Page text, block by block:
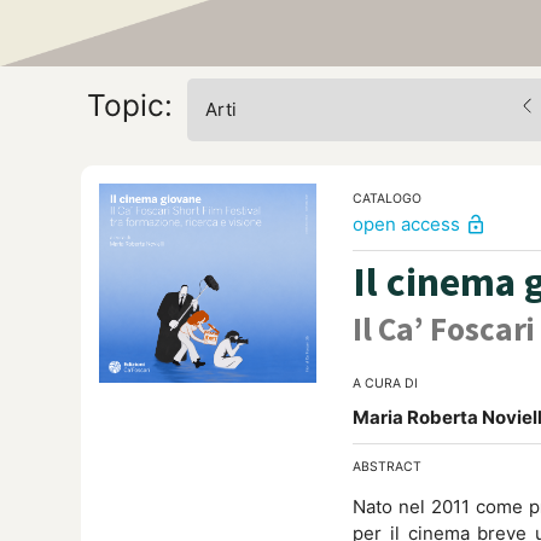
shopping_bag
Edizione a
Caneva’s
In an effort to revive
Giovan Battista
photographer
distance of time
or a stone-carved
images, this
PUBBLICATO:02 FEBBRAIO
Topic: Arti
CATALOGO
open access lock_open
Il cinema
Il Ca’
A CURA DI
Maria Roberta
ABSTRACT
Nato nel 2011 come
per il cinema breve